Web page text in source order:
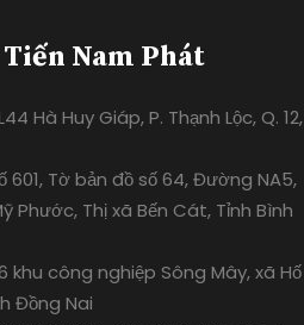
Nam Phát
Hà Huy Giáp, P. Thạnh Lộc, Q. 12,
601, Tờ bản đồ số 64, Đường NA5,
Phước, Thị xã Bến Cát, Tỉnh Bình
khu công nghiệp Sông Mây, xã Hố
Đồng Nai